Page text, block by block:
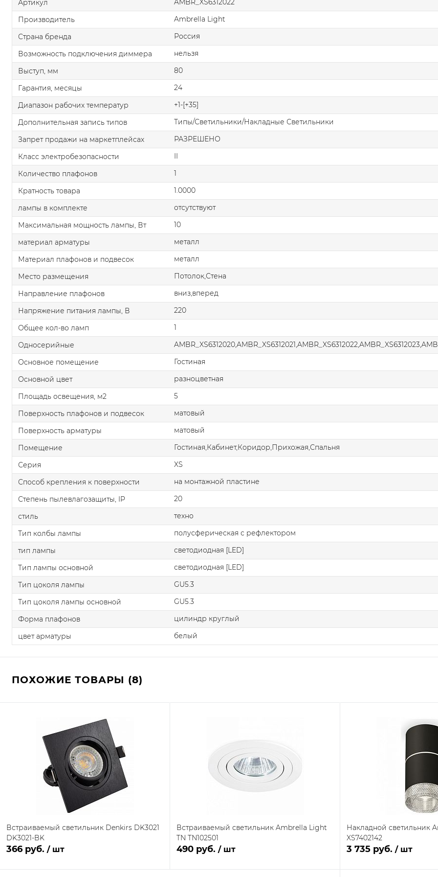
Артикул
AMBR_XS6312022
Производитель
Ambrella Light
Страна бренда
Россия
Возможность подключения диммера
нельзя
Выступ, мм
80
Гарантия, месяцы
24
Диапазон рабочих температур
+1-[+35]
Дополнительная запись типов
Типы/Светильники/Накладные Светильники
Запрет продажи на маркетплейсах
РАЗРЕШЕНО
Класс электробезопасности
II
Количество плафонов
1
Кратность товара
1.0000
лампы в комплекте
отсутствуют
Максимальная мощность лампы, Вт
10
материал арматуры
металл
Материал плафонов и подвесок
металл
Место размещения
Потолок,Стена
Направление плафонов
вниз,вперед
Напряжение питания лампы, В
220
Общее кол-во ламп
1
Односерийные
Основное помещение
Гостиная
Основной цвет
разноцветная
Площадь освещения, м2
5
Поверхность плафонов и подвесок
матовый
Поверхность арматуры
матовый
Помещение
Гостиная,Кабинет,Коридор,Прихожая,Спальня
Серия
XS
Способ крепления к поверхности
на монтажной пластине
Степень пылевлагозащиты, IP
20
стиль
техно
Тип колбы лампы
полусферическая с рефлектором
тип лампы
светодиодная [LED]
Тип лампы основной
светодиодная [LED]
Тип цоколя лампы
GU5.3
Тип цоколя лампы основной
GU5.3
Форма плафонов
цилиндр круглый
цвет арматуры
белый
ПОХОЖИЕ ТОВАРЫ (8)
Встраиваемый светильник Denkirs DK3021
DK3021-BK
366 руб. / шт
Встраиваемый светильник Ambrella Light
TN TN102501
490 руб. / шт
Накладной светильник
XS7402142
3 735 руб. / шт